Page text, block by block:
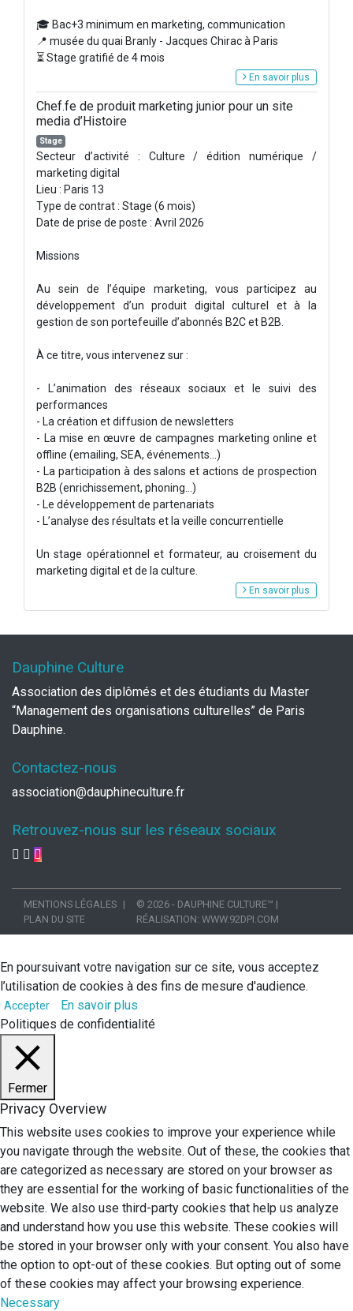
🎓 Bac+3 minimum en marketing, communication
📍 musée du quai Branly - Jacques Chirac à Paris
⏳ Stage gratifié de 4 mois
En savoir plus
Chef.fe de produit marketing junior pour un site
media d’Histoire
Stage
Secteur d’activité : Culture / édition numérique /
marketing digital
Lieu : Paris 13
Type de contrat : Stage (6 mois)
Date de prise de poste : Avril 2026
Missions
Au sein de l’équipe marketing, vous participez au
développement d’un produit digital culturel et à la
gestion de son portefeuille d’abonnés B2C et B2B.
À ce titre, vous intervenez sur :
- L’animation des réseaux sociaux et le suivi des
performances
- La création et diffusion de newsletters
- La mise en œuvre de campagnes marketing online et
offline (emailing, SEA, événements…)
- La participation à des salons et actions de prospection
B2B (enrichissement, phoning...)
- Le développement de partenariats
- L’analyse des résultats et la veille concurrentielle
Un stage opérationnel et formateur, au croisement du
marketing digital et de la culture.
En savoir plus
Dauphine Culture
Association des diplômés et des étudiants du Master
“Management des organisations culturelles” de Paris
Dauphine.
Contactez-nous
association@dauphineculture.fr
Retrouvez-nous sur les réseaux sociaux
MENTIONS LÉGALES
PLAN DU SITE
© 2026 - DAUPHINE CULTURE™ |
RÉALISATION: WWW.92DPI.COM
En poursuivant votre navigation sur ce site, vous acceptez
l’utilisation de cookies à des fins de mesure d'audience.
Accepter
En savoir plus
Politiques de confidentialité
Fermer
Privacy Overview
This website uses cookies to improve your experience while
you navigate through the website. Out of these, the cookies that
are categorized as necessary are stored on your browser as
they are essential for the working of basic functionalities of the
website. We also use third-party cookies that help us analyze
and understand how you use this website. These cookies will
be stored in your browser only with your consent. You also have
the option to opt-out of these cookies. But opting out of some
of these cookies may affect your browsing experience.
Necessary